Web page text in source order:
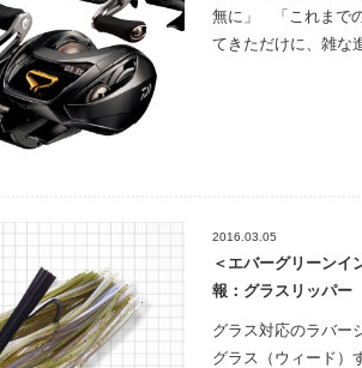
無に」 「これまで
てきただけに、雑
2016.03.05
＜エバーグリーンイ
報：グラスリッパー
グラス対応のラバー
グラス（ウィード）